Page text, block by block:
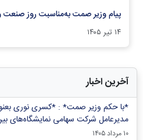
پیام وزیر صمت به‌مناسبت روز
۱۴ تیر ۱۴۰۵
آخرین اخبار
*با حکم وزیر صمت* : *کسری نوری
مدیرعامل شرکت سهامی نمایشگاه‌های
۱۰ مرداد ۱۴۰۵